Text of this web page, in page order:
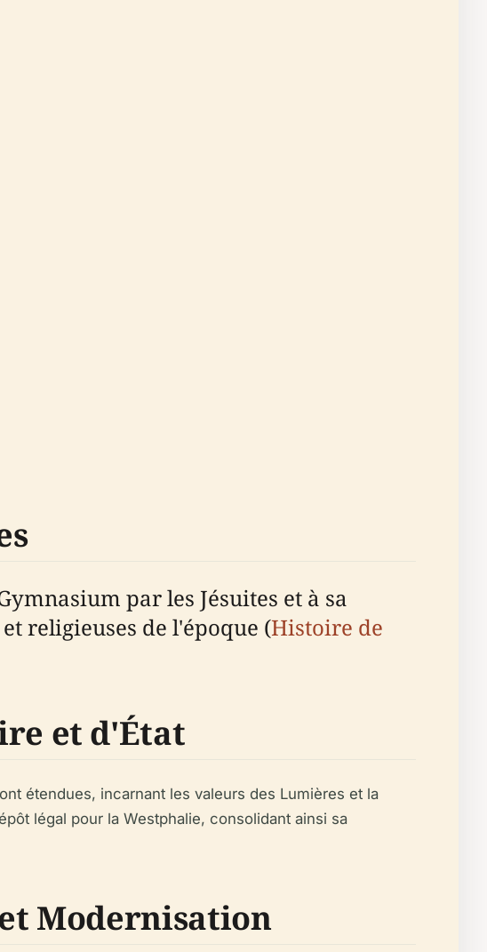
par les Jésuites et à sa
religieuses de l'époque (Histoire de
et d'État
étendues, incarnant les valeurs des Lumières et la
légal pour la Westphalie, consolidant ainsi sa
Modernisation